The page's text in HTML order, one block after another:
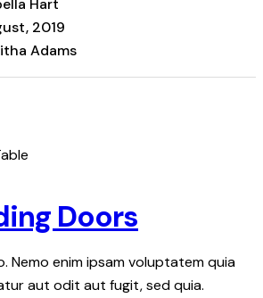
Hart
2019
Adams
Doors
Nemo enim ipsam voluptatem quia
aut odit aut fugit, sed quia.